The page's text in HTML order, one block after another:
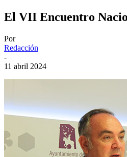
El VII Encuentro
Por
Redacción
-
11 abril 2024